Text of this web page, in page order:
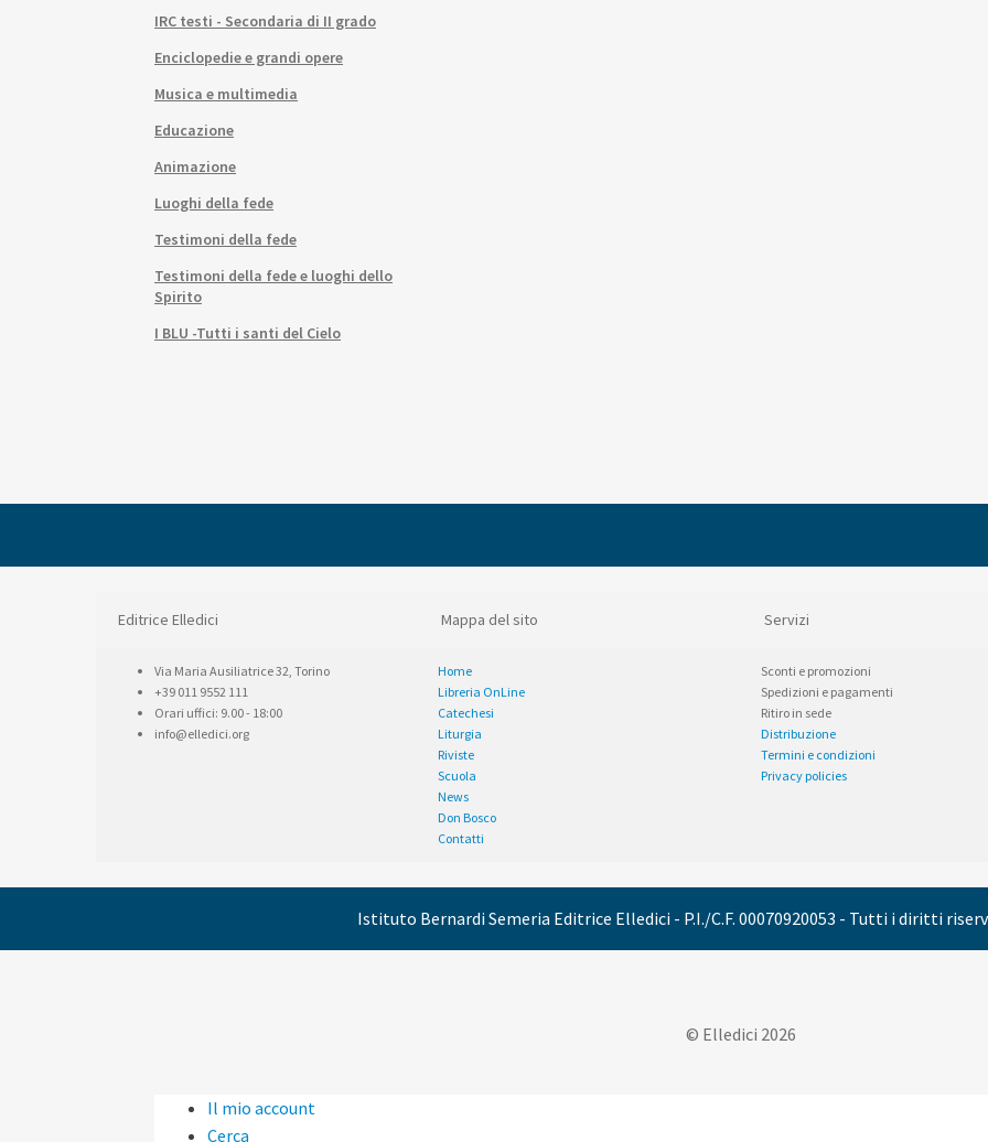
IRC testi - Secondaria di II grado
Enciclopedie e grandi opere
Musica e multimedia
Educazione
Animazione
Luoghi della fede
Testimoni della fede
Testimoni della fede e luoghi dello
Spirito
I BLU -Tutti i santi del Cielo
Editrice Elledici Mappa del sito Servizi
Via Maria Ausiliatrice 32, Torino
+39 011 9552 111
Orari uffici: 9.00 - 18:00
info@elledici.org
Home
Libreria OnLine
Catechesi
Liturgia
Riviste
Scuola
News
Don Bosco
Contatti
Sconti e promozioni
Spedizioni e pagamenti
Ritiro in sede
Distribuzione
Termini e condizioni
Privacy policies
Istituto Bernardi Semeria Editrice Elledici - P.I./C.F. 00070920053 - Tutti i diritti
© Elledici 2026
Il mio account
Cerca